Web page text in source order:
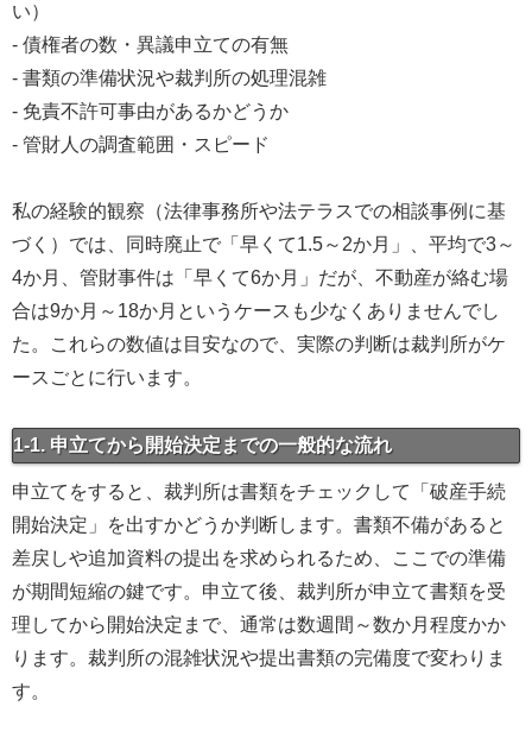
い）
- 債権者の数・異議申立ての有無
- 書類の準備状況や裁判所の処理混雑
- 免責不許可事由があるかどうか
- 管財人の調査範囲・スピード
私の経験的観察（法律事務所や法テラスでの相談事例に基
づく）では、同時廃止で「早くて1.5～2か月」、平均で3～
4か月、管財事件は「早くて6か月」だが、不動産が絡む場
合は9か月～18か月というケースも少なくありませんでし
た。これらの数値は目安なので、実際の判断は裁判所がケ
ースごとに行います。
1-1. 申立てから開始決定までの一般的な流れ
申立てをすると、裁判所は書類をチェックして「破産手続
開始決定」を出すかどうか判断します。書類不備があると
差戻しや追加資料の提出を求められるため、ここでの準備
が期間短縮の鍵です。申立て後、裁判所が申立て書類を受
理してから開始決定まで、通常は数週間～数か月程度かか
ります。裁判所の混雑状況や提出書類の完備度で変わりま
す。